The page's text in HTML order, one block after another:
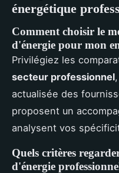
énergétique
Comment choisir le
d'énergie pour mon
Privilégiez les
secteur professionnel
actualisée des
proposent un
analysent vos
Quels critères
d'énergie